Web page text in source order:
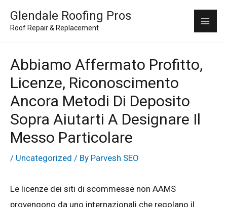
Glendale Roofing Pros
Roof Repair & Replacement
Abbiamo Affermato Profitto,
Licenze, Riconoscimento
Ancora Metodi Di Deposito
Sopra Aiutarti A Designare Il
Messo Particolare
/ Uncategorized / By Parvesh SEO
Le licenze dei siti di scommesse non AAMS
provengono da uno internazionali che regolano il